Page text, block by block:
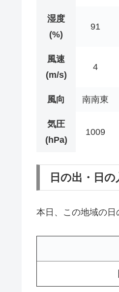
湿度
(%)
91
風速
(m/s)
4
風向 南南東
気圧
(hPa)
1009
日の出・日の
本日、この地域の日